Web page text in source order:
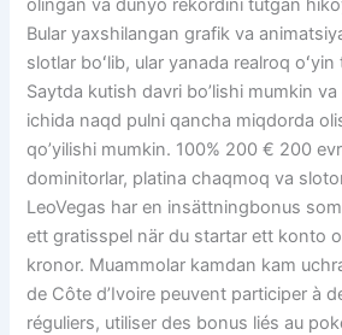
Bular yaxshilangan grafik va
slotlar boʻlib, ular yanada realroq
Saytda kutish davri bo’lishi mumkin
ichida naqd pulni qancha miqdorda
qo’yilishi mumkin. 100% 200 € 200
dominitorlar, platina chaqmoq va
LeoVegas har en insättningbonus
ett gratisspel när du startar ett konto
kronor. Muammolar kamdan kam
de Côte d’Ivoire peuvent participer à
réguliers, utiliser des bonus liés au